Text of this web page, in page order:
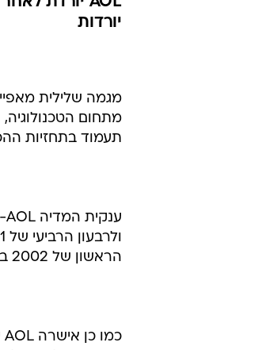
יורדות
מגמה שלילית
תעמוד בתחזיות
הראשון של 2002 בעקבות התאמות חשבונאיות.